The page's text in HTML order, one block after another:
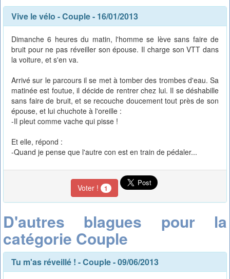
Vive le vélo -Couple- 16/01/2013
Dimanche 6 heures du matin, l'homme se lève sans faire de
bruit pour ne pas réveiller son épouse. Il charge son VTT dans
la voiture, et s'en va.
Arrivé sur le parcours il se met à tomber des trombes d'eau. Sa
matinée est foutue, il décide de rentrer chez lui. Il se déshabille
sans faire de bruit, et se recouche doucement tout près de son
épouse, et lui chuchote à l'oreille :
-Il pleut comme vache qui pisse !
Et elle, répond :
-Quand je pense que l'autre con est en train de pédaler...
Voter ! 1
D'autres blagues pour la
catégorie Couple
Tu m'as réveillé ! -Couple- 09/06/2013